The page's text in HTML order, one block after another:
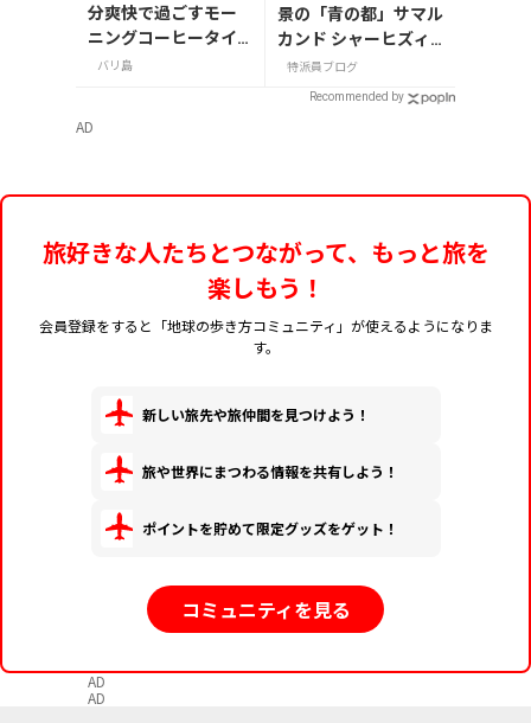
分爽快で過ごすモー
ニングコーヒータイ
ム/サヌール
バリ島
景の「青の都」サマル
カンド シャーヒズィ
ンダ廟群を歩く
特派員ブログ
Recommended by
AD
旅好きな人たちとつながって、もっと旅を
楽しもう！
会員登録をすると「地球の歩き方コミュニティ」が使えるようになりま
す。
新しい旅先や旅仲間を見つけよう！
旅や世界にまつわる情報を共有しよう！
ポイントを貯めて限定グッズをゲット！
コミュニティを見る
AD
AD